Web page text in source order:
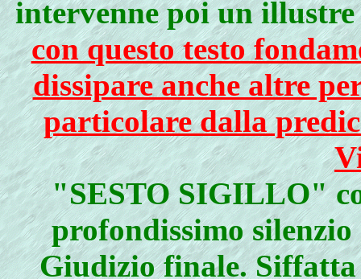
intervenne poi un
con questo testo
dissipare anche altre
particolare dalla
"SESTO SIGILLO"
profondissimo
Giudizio finale.